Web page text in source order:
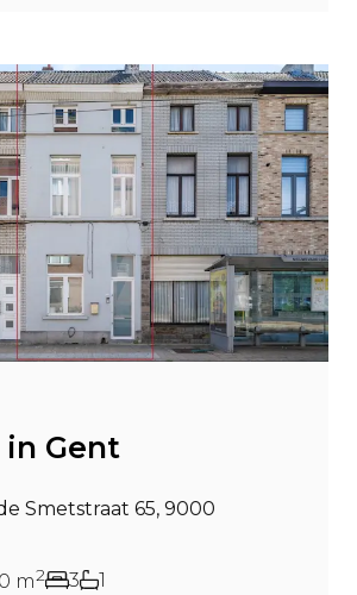
Gent
Smetstraat 65, 9000
m2 3 1